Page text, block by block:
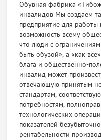
Обувная фабрика
инвалидов Мы создаем
предприятие для работы
возможность всему
что люди с
быть обузой», а «как
блага и общественно-
инвалид может
отвечающую принятым
стандартам,
потребностям,
технологических
показателей
рентабельности